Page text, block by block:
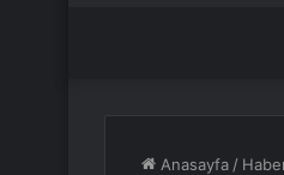
Anasayfa /